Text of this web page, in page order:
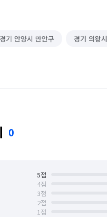
경기 안양시 만안구 경기 의왕시
0
5점
4점
3점
2점
1점